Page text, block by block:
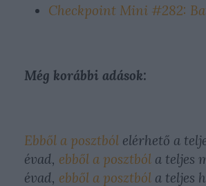
Checkpoint Mini #282:
Még korábbi adások:
Ebből a posztból elérhető a
évad, ebből a posztból a teljes
évad, ebből a posztból a teljes